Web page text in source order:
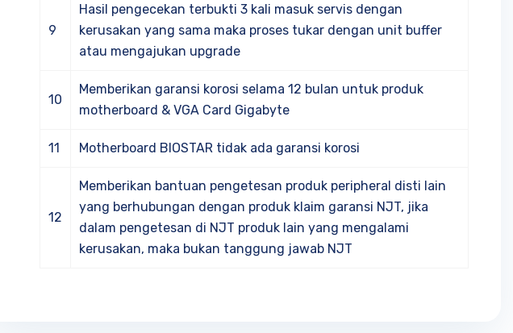
9
Hasil pengecekan terbukti 3 kali masuk servis dengan
kerusakan yang sama maka proses tukar dengan unit buffer
atau mengajukan upgrade
10
Memberikan garansi korosi selama 12 bulan untuk produk
motherboard & VGA Card Gigabyte
11 Motherboard BIOSTAR tidak ada garansi korosi
12
Memberikan bantuan pengetesan produk peripheral disti lain
yang berhubungan dengan produk klaim garansi NJT, jika
dalam pengetesan di NJT produk lain yang mengalami
kerusakan, maka bukan tanggung jawab NJT